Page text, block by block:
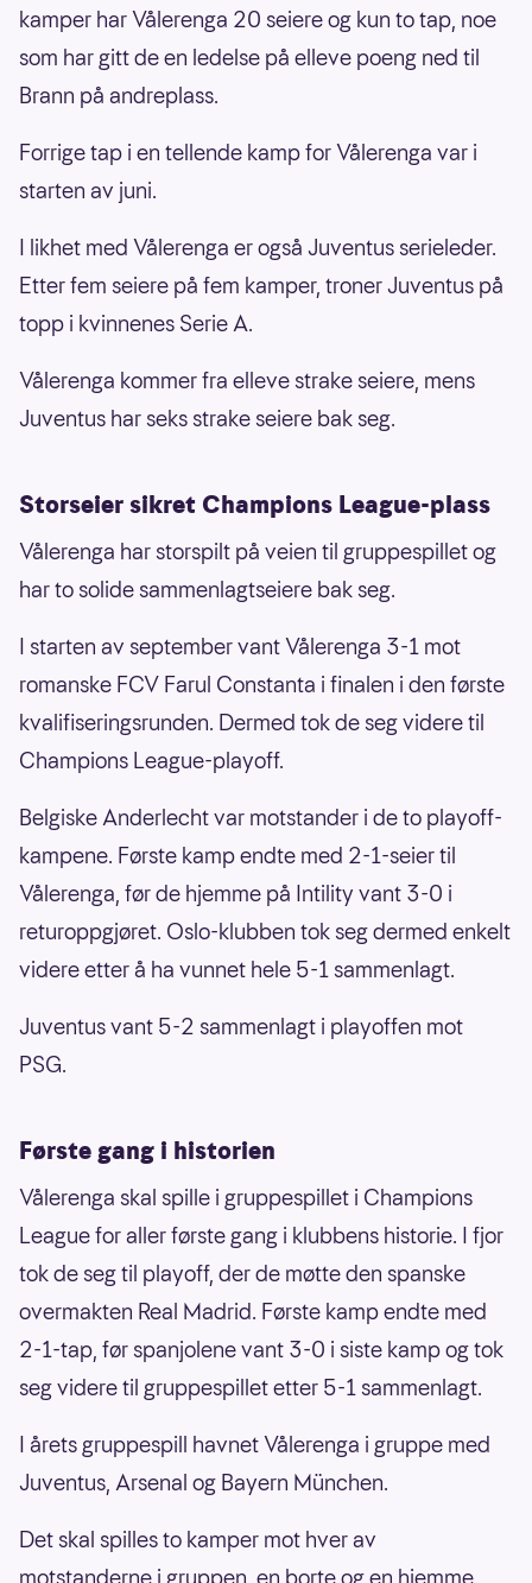
kamper har Vålerenga 20 seiere og kun to tap, noe
som har gitt de en ledelse på elleve poeng ned til
Brann på andreplass.
Forrige tap i en tellende kamp for Vålerenga var i
starten av juni.
I likhet med Vålerenga er også Juventus serieleder.
Etter fem seiere på fem kamper, troner Juventus på
topp i kvinnenes Serie A.
Vålerenga kommer fra elleve strake seiere, mens
Juventus har seks strake seiere bak seg.
Storseier sikret Champions League-plass
Vålerenga har storspilt på veien til gruppespillet og
har to solide sammenlagtseiere bak seg.
I starten av september vant Vålerenga 3-1 mot
romanske FCV Farul Constanta i finalen i den første
kvalifiseringsrunden. Dermed tok de seg videre til
Champions League-playoff.
Belgiske Anderlecht var motstander i de to playoff-
kampene. Første kamp endte med 2-1-seier til
Vålerenga, før de hjemme på Intility vant 3-0 i
returoppgjøret. Oslo-klubben tok seg dermed enkelt
videre etter å ha vunnet hele 5-1 sammenlagt.
Juventus vant 5-2 sammenlagt i playoffen mot
PSG.
Første gang i historien
Vålerenga skal spille i gruppespillet i Champions
League for aller første gang i klubbens historie. I fjor
tok de seg til playoff, der de møtte den spanske
overmakten Real Madrid. Første kamp endte med
2-1-tap, før spanjolene vant 3-0 i siste kamp og tok
seg videre til gruppespillet etter 5-1 sammenlagt.
I årets gruppespill havnet Vålerenga i gruppe med
Juventus, Arsenal og Bayern München.
Det skal spilles to kamper mot hver av